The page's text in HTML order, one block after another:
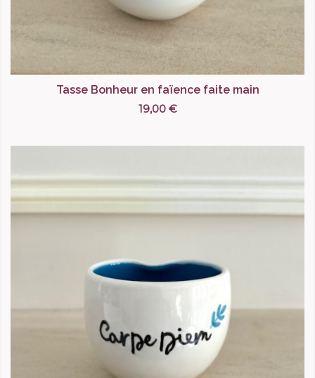
Tasse Bonheur en faïence faite main
19,00 €